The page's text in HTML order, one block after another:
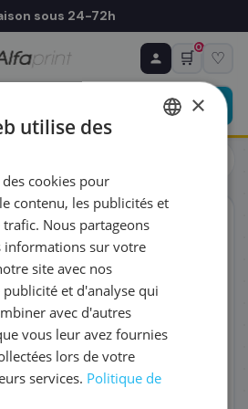
sous 24-72h
🛒
0
♡
achat — notre équipe
personnalisé
LIVRAISON SOUHAITÉE
×
utilise des
cookies pour
contenu, les publicités et
Nous partageons
informations sur votre
site avec nos
et d'analyse qui
avec d'autres
vous leur avez fournies
lors de votre
services. Politique de